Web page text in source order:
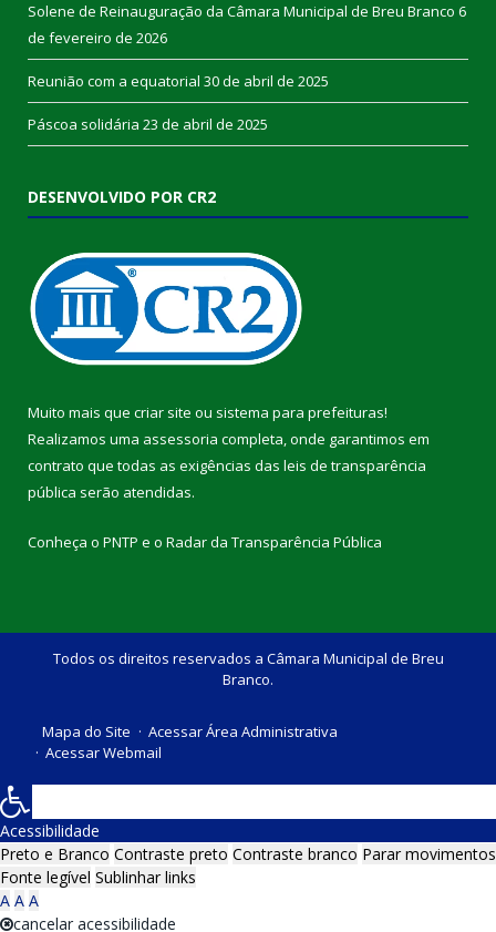
Solene de Reinauguração da Câmara Municipal de Breu Branco 6
de fevereiro de 2026
Reunião com a equatorial 30 de abril de 2025
Páscoa solidária 23 de abril de 2025
DESENVOLVIDO POR CR2
Muito mais que criar site ou sistema para prefeituras!
Realizamos uma assessoria completa, onde garantimos em
contrato que todas as exigências das leis de transparência
pública serão atendidas.
Conheça o PNTP e o Radar da Transparência Pública
Todos os direitos reservados a Câmara Municipal de Breu
Branco.
Mapa do Site
Acessar Área Administrativa
Acessar Webmail
Acessibilidade
Preto e Branco Contraste preto Contraste branco Parar movimentos
Fonte legível Sublinhar links
A A A
cancelar acessibilidade